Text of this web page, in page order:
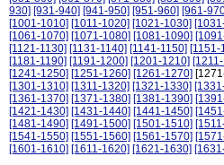
930] [931-940] [941-950] [951-960] [961-
[1001-1010] [1011-1020] [1021-1030]
[1061-1070] [1071-1080] [1081-1090]
[1121-1130] [1131-1140] [1141-1150] [1151-
[1181-1190] [1191-1200] [1201-1210]
[1241-1250] [1251-1260] [1261-1270]
[1301-1310] [1311-1320] [1321-1330]
[1361-1370] [1371-1380] [1381-1390]
[1421-1430] [1431-1440] [1441-1450]
[1481-1490] [1491-1500] [1501-1510]
[1541-1550] [1551-1560] [1561-1570]
[1601-1610] [1611-1620] [1621-1630]